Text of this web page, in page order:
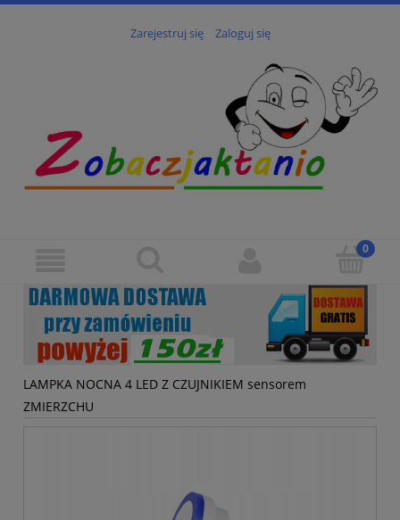
Zarejestruj się Zaloguj się
LAMPKA NOCNA 4 LED Z CZUJNIKIEM sensorem
ZMIERZCHU